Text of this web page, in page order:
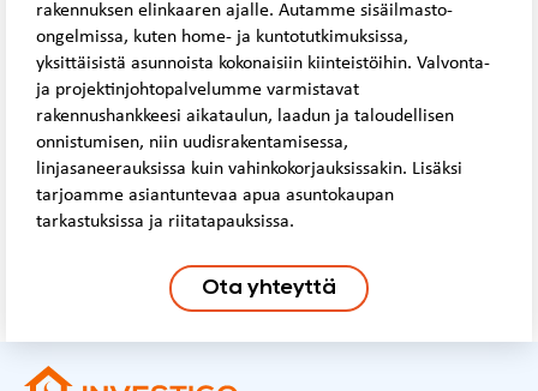
rakennuksen elinkaaren ajalle. Autamme sisäilmasto-
ongelmissa, kuten home- ja kuntotutkimuksissa,
yksittäisistä asunnoista kokonaisiin kiinteistöihin. Valvonta-
ja projektinjohtopalvelumme varmistavat
rakennushankkeesi aikataulun, laadun ja taloudellisen
onnistumisen, niin uudisrakentamisessa,
linjasaneerauksissa kuin vahinkokorjauksissakin. Lisäksi
tarjoamme asiantuntevaa apua asuntokaupan
tarkastuksissa ja riitatapauksissa.
Ota yhteyttä